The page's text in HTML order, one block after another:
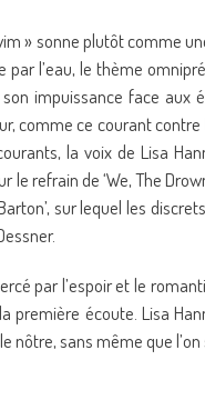
» sonne plutôt comme
l’eau, le thème
impuissance face aux
comme ce courant contre
la voix de Lisa
de ‘We, The
sur lequel les
par l’espoir et le
écoute. Lisa
sans même que l’on